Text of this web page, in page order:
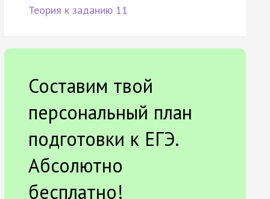
Теория к заданию 11
Составим твой
персональный план
подготовки к ЕГЭ.
Абсолютно
бесплатно!